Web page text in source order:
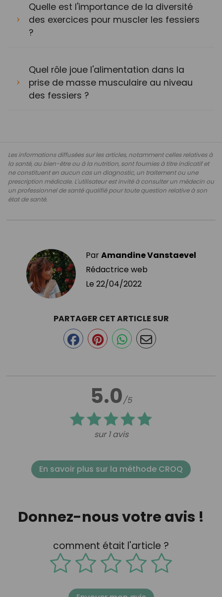
Quelle est l'importance de la diversité
des exercices pour muscler les fessiers
?
Quel rôle joue l'alimentation dans la
prise de masse musculaire au niveau
des fessiers ?
Les informations diffusées sur les articles, notamment celles relatives à
la santé, au bien-être ou à la nutrition, sont fournies à titre indicatif et
ne constituent en aucun cas un diagnostic, un traitement ou une
prescription médicale. L'utilisateur est invité à consulter un médecin ou
un professionnel de santé qualifié pour toute question relative à son
état de santé.
ParAmandine Vanstaevel
Rédactrice web
Le 22/04/2022
5.0/5
sur 1 avis
PARTAGER CET ARTICLE SUR
En savoir plus sur la méthode CROQ
Donnez-nous votre avis !
comment était l'article ?